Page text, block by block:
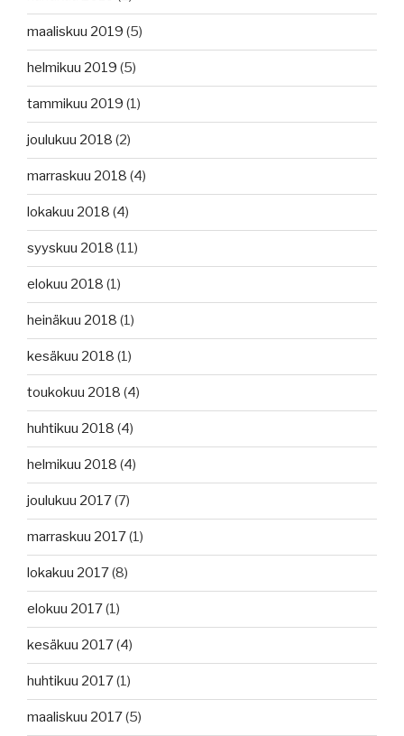
maaliskuu 2019 (5)
helmikuu 2019 (5)
tammikuu 2019 (1)
joulukuu 2018 (2)
marraskuu 2018 (4)
lokakuu 2018 (4)
syyskuu 2018 (11)
elokuu 2018 (1)
heinäkuu 2018 (1)
kesäkuu 2018 (1)
toukokuu 2018 (4)
huhtikuu 2018 (4)
helmikuu 2018 (4)
joulukuu 2017(7)
marraskuu 2017(1)
lokakuu 2017(8)
elokuu 2017(1)
kesäkuu 2017(4)
huhtikuu 2017(1)
maaliskuu 2017(5)